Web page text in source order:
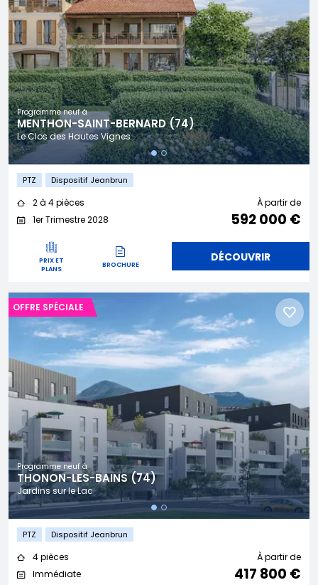
Programme neuf à
MENTHON-SAINT-BERNARD (74)
Le Clos des Hautes Vignes
PTZ Dispositif Jeanbrun
2 à 4 pièces
1er Trimestre 2028
À partir de
592 000 €
PRIX ET
PLANS
BROCHURE
DÉCOUVRIR
Programme neuf à
THONON-LES-BAINS (74)
Jardins sur le Lac
OFFRE SPÉCIALE
PTZ Dispositif Jeanbrun
4 pièces
Immédiate
À partir de
417 800 €